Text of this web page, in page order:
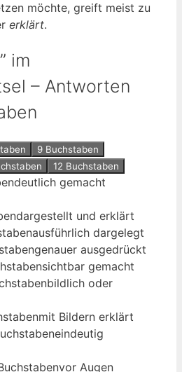
möchte, greift meist zu
erklärt.
im
– Antworten
9 Buchstaben
12 Buchstaben
deutlich gemacht
dargestellt und erklärt
ausführlich dargelegt
genauer ausgedrückt
sichtbar gemacht
bildlich oder
mit Bildern erklärt
eindeutig
vor Augen